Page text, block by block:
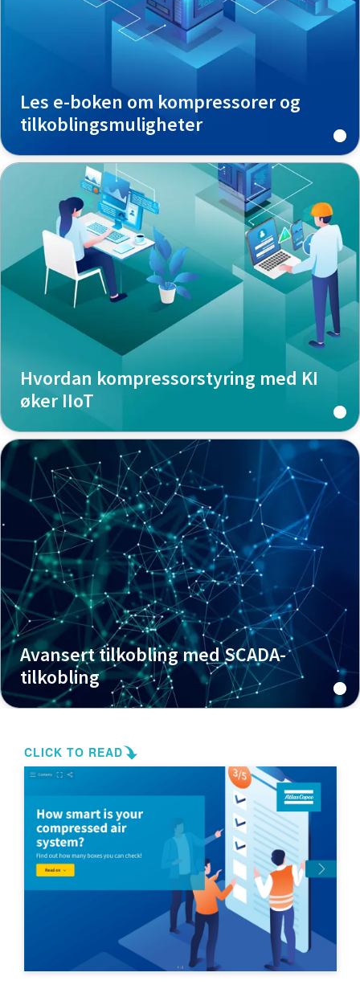
Les e-boken om kompressorer og
tilkoblingsmuligheter
Hvordan kompressorstyring med KI
øker IIoT
Avansert tilkobling med SCADA-
tilkobling